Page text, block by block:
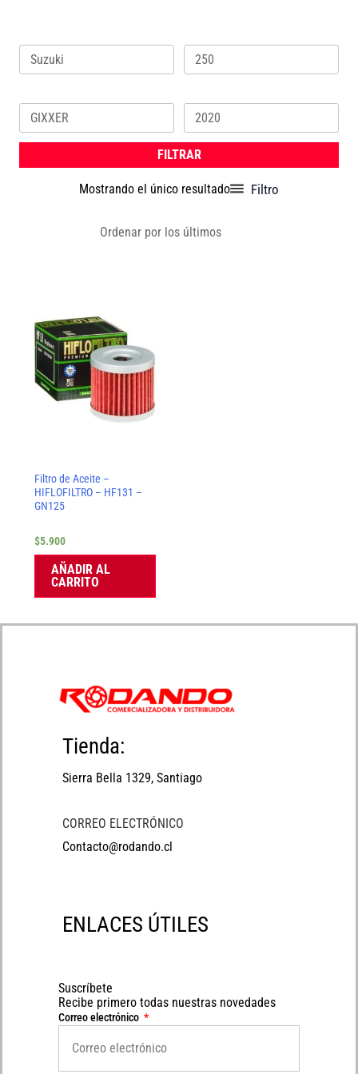
FILTRAR
Mostrando el único resultado Filtro
Filtro de Aceite –
HIFLOFILTRO – HF131 –
GN125
$5.900
AÑADIR AL
CARRITO
Tienda:
Sierra Bella 1329, Santiago
CORREO ELECTRÓNICO
Contacto@rodando.cl
ENLACES ÚTILES
Suscríbete
Recibe primero todas nuestras novedades
Correo electrónico